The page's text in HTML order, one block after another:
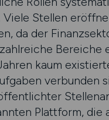
Viele Stellen
da der
Bereiche
kaum
verbunden
Plattform, die